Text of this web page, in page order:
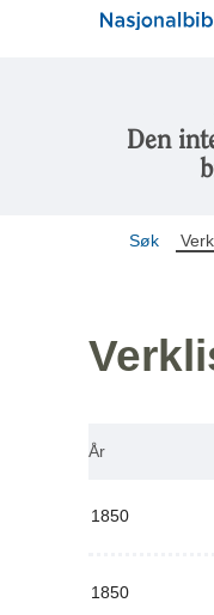
Den
Søk
År
1850
1850